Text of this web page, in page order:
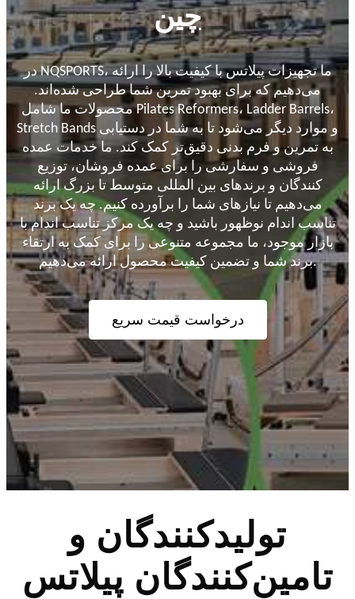
چین
در NQSPORTS، ما تجهیزات پیلاتس با کیفیت بالا را ارائه
می‌دهیم که برای بهبود تمرین شما طراحی شده‌اند.
محصولات ما شامل Pilates Reformers، Ladder Barrels،
Stretch Bands و موارد دیگر می‌شود تا به شما در دستیابی
به تمرین و فرم بدنی دقیق‌تر کمک کند. ما خدمات عمده
فروشی و سفارشی را برای عمده فروشان، توزیع
کنندگان و برندهای بین المللی متوسط ​​تا بزرگ ارائه
می‌دهیم تا نیازهای شما را برآورده کنیم. چه یک برند
تناسب اندام نوظهور باشید و چه یک مرکز تناسب اندام با
بازار موجود، ما مجموعه متنوعی را برای کمک به ارتقاء
برند شما و تضمین کیفیت محصول ارائه می‌دهیم.
درخواست قیمت سریع
تولیدکنندگان و
تامین‌کنندگان پیلاتس